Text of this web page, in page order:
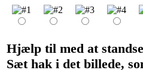
Hjælp til med at
Sæt hak i det billede,